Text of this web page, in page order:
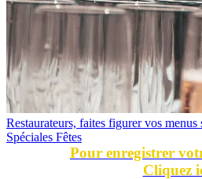
Restaurateurs, faites figurer vos
Spéciales Fêtes
Pour enregistrer
Cliquez